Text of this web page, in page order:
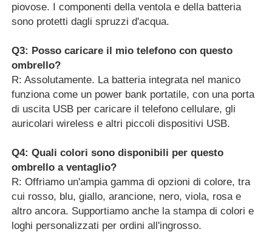
piovose. I componenti della ventola e della batteria
sono protetti dagli spruzzi d'acqua.
Q3: Posso caricare il mio telefono con questo
ombrello?
R: Assolutamente. La batteria integrata nel manico
funziona come un power bank portatile, con una porta
di uscita USB per caricare il telefono cellulare, gli
auricolari wireless e altri piccoli dispositivi USB.
Q4: Quali colori sono disponibili per questo
ombrello a ventaglio?
R: Offriamo un'ampia gamma di opzioni di colore, tra
cui rosso, blu, giallo, arancione, nero, viola, rosa e
altro ancora. Supportiamo anche la stampa di colori e
loghi personalizzati per ordini all'ingrosso.